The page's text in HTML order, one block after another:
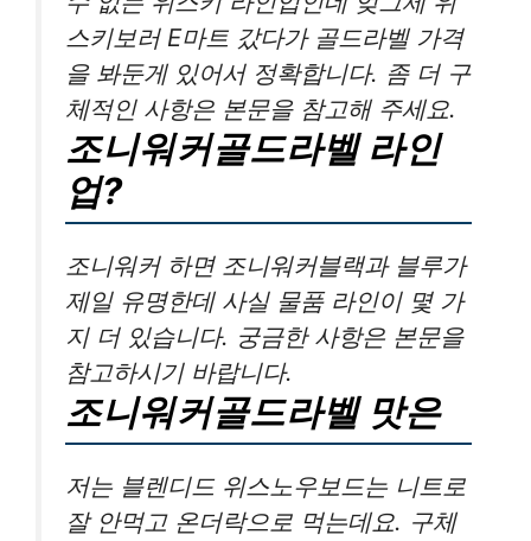
스키보러 E마트 갔다가 골드라벨 가격
을 봐둔게 있어서 정확합니다. 좀 더 구
체적인 사항은 본문을 참고해 주세요.
조니워커골드라벨 라인
업?
조니워커 하면 조니워커블랙과 블루가
제일 유명한데 사실 물품 라인이 몇 가
지 더 있습니다. 궁금한 사항은 본문을
참고하시기 바랍니다.
조니워커골드라벨 맛은
저는 블렌디드 위스노우보드는 니트로
잘 안먹고 온더락으로 먹는데요. 구체